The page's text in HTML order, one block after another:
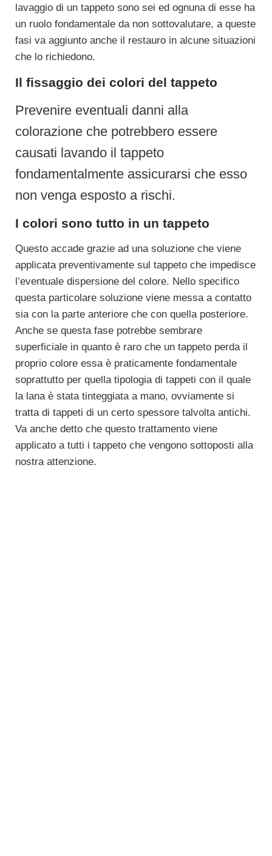
lavaggio di un tappeto sono sei ed ognuna di esse ha
un ruolo fondamentale da non sottovalutare, a queste
fasi va aggiunto anche il restauro in alcune situazioni
che lo richiedono.
Il fissaggio dei colori del tappeto
Prevenire eventuali danni alla
colorazione che potrebbero essere
causati lavando il tappeto
fondamentalmente assicurarsi che esso
non venga esposto a rischi.
I colori sono tutto in un tappeto
Questo accade grazie ad una soluzione che viene
applicata preventivamente sul tappeto che impedisce
l’eventuale dispersione del colore. Nello specifico
questa particolare soluzione viene messa a contatto
sia con la parte anteriore che con quella posteriore.
Anche se questa fase potrebbe sembrare
superficiale in quanto è raro che un tappeto perda il
proprio colore essa è praticamente fondamentale
soprattutto per quella tipologia di tappeti con il quale
la lana è stata tinteggiata a mano, ovviamente si
tratta di tappeti di un certo spessore talvolta antichi.
Va anche detto che questo trattamento viene
applicato a tutti i tappeto che vengono sottoposti alla
nostra attenzione.